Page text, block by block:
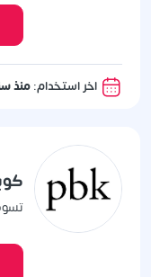
اخر استخدام:منذ